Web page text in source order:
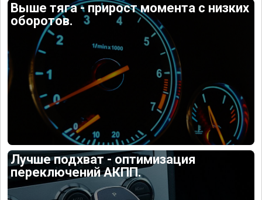
Выше тяга - прирост момента с низких
оборотов.
Лучше подхват - оптимизация
переключений АКПП.